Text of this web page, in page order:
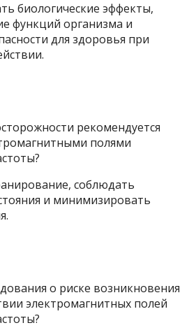
биологические эффекты,
функций организма и
для здоровья при
рекомендуется
полями
соблюдать
и минимизировать
о риске возникновения
электромагнитных полей